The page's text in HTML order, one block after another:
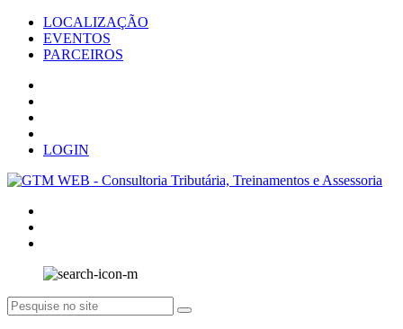
LOCALIZAÇÃO
EVENTOS
PARCEIROS
LOGIN